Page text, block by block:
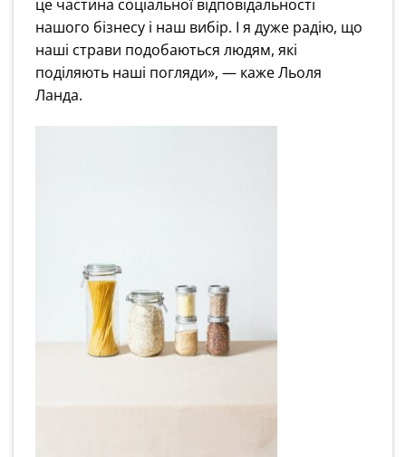
це частина соціальної відповідальності
нашого бізнесу і наш вибір. І я дуже радію, що
наші страви подобаються людям, які
поділяють наші погляди», — каже Льоля
Ланда.